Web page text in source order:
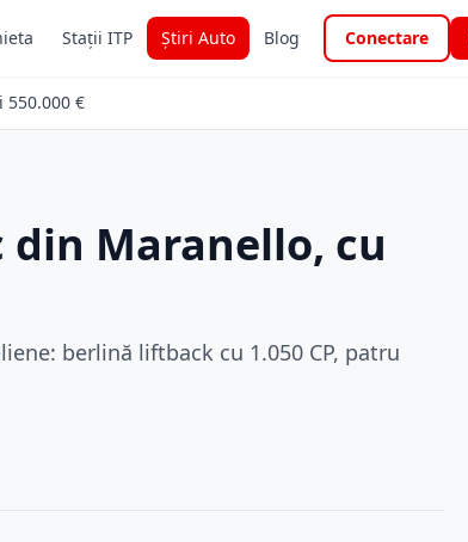
Stații ITP Știri Auto Blog Conectare
550.000 €
Maranello, cu
berlină liftback cu 1.050 CP, patru